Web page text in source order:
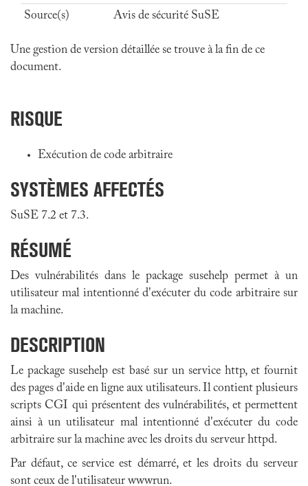
Source(s) Avis de sécurité SuSE
Une gestion de version détaillée se trouve à la fin de ce
document.
RISQUE
Exécution de code arbitraire
SYSTÈMES AFFECTÉS
SuSE 7.2 et 7.3.
RÉSUMÉ
Des vulnérabilités dans le package susehelp permet à un
utilisateur mal intentionné d'exécuter du code arbitraire sur
la machine.
DESCRIPTION
Le package susehelp est basé sur un service http, et fournit
des pages d'aide en ligne aux utilisateurs. Il contient plusieurs
scripts CGI qui présentent des vulnérabilités, et permettent
ainsi à un utilisateur mal intentionné d'exécuter du code
arbitraire sur la machine avec les droits du serveur httpd.
Par défaut, ce service est démarré, et les droits du serveur
sont ceux de l'utilisateur wwwrun.